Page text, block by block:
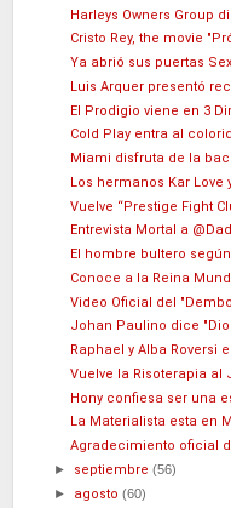
Harleys Owners Group
Cristo Rey, the movie
Ya abrió sus puertas
Luis Arquer presentó
El Prodigio viene en 3
Cold Play entra al
Miami disfruta de la
Los hermanos Kar Love
Vuelve “Prestige Fight
Entrevista Mortal a
El hombre bultero
Conoce a la Reina
Video Oficial del
Johan Paulino dice
Raphael y Alba Roversi
Vuelve la Risoterapia al
Hony confiesa ser una
La Materialista esta en
Agradecimiento oficial
► septiembre(56)
► agosto(60)